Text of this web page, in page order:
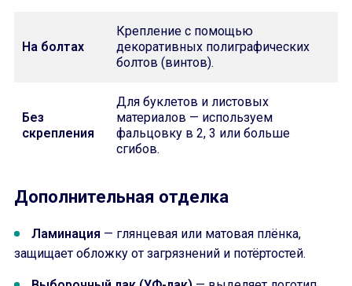
На болтах
Крепление с помощью
декоративных полиграфических
болтов (винтов).
Без
скрепления
Для буклетов и листовых
материалов — используем
фальцовку в 2, 3 или больше
сгибов.
Дополнительная отделка
Ламинация — глянцевая или матовая плёнка,
защищает обложку от загрязнений и потёртостей.